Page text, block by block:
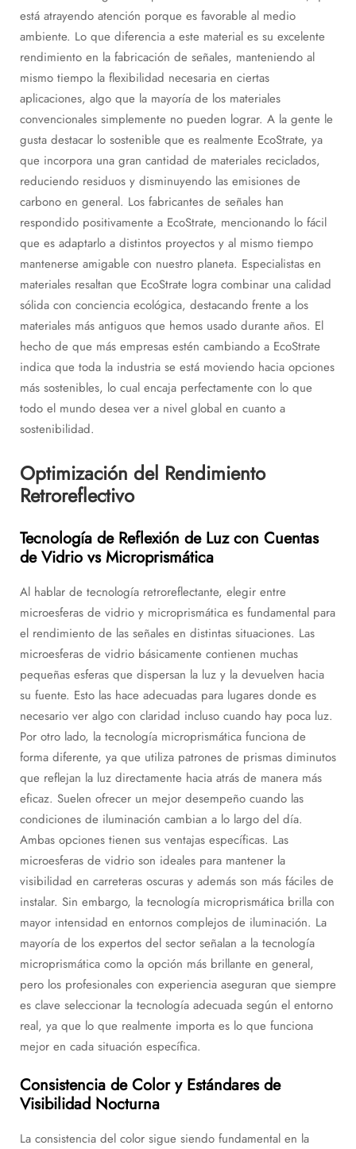
está atrayendo atención porque es favorable al medio
ambiente. Lo que diferencia a este material es su excelente
rendimiento en la fabricación de señales, manteniendo al
mismo tiempo la flexibilidad necesaria en ciertas
aplicaciones, algo que la mayoría de los materiales
convencionales simplemente no pueden lograr. A la gente le
gusta destacar lo sostenible que es realmente EcoStrate, ya
que incorpora una gran cantidad de materiales reciclados,
reduciendo residuos y disminuyendo las emisiones de
carbono en general. Los fabricantes de señales han
respondido positivamente a EcoStrate, mencionando lo fácil
que es adaptarlo a distintos proyectos y al mismo tiempo
mantenerse amigable con nuestro planeta. Especialistas en
materiales resaltan que EcoStrate logra combinar una calidad
sólida con conciencia ecológica, destacando frente a los
materiales más antiguos que hemos usado durante años. El
hecho de que más empresas estén cambiando a EcoStrate
indica que toda la industria se está moviendo hacia opciones
más sostenibles, lo cual encaja perfectamente con lo que
todo el mundo desea ver a nivel global en cuanto a
sostenibilidad.
Optimización del Rendimiento
Retroreflectivo
Tecnología de Reflexión de Luz con Cuentas
de Vidrio vs Microprismática
Al hablar de tecnología retroreflectante, elegir entre
microesferas de vidrio y microprismática es fundamental para
el rendimiento de las señales en distintas situaciones. Las
microesferas de vidrio básicamente contienen muchas
pequeñas esferas que dispersan la luz y la devuelven hacia
su fuente. Esto las hace adecuadas para lugares donde es
necesario ver algo con claridad incluso cuando hay poca luz.
Por otro lado, la tecnología microprismática funciona de
forma diferente, ya que utiliza patrones de prismas diminutos
que reflejan la luz directamente hacia atrás de manera más
eficaz. Suelen ofrecer un mejor desempeño cuando las
condiciones de iluminación cambian a lo largo del día.
Ambas opciones tienen sus ventajas específicas. Las
microesferas de vidrio son ideales para mantener la
visibilidad en carreteras oscuras y además son más fáciles de
instalar. Sin embargo, la tecnología microprismática brilla con
mayor intensidad en entornos complejos de iluminación. La
mayoría de los expertos del sector señalan a la tecnología
microprismática como la opción más brillante en general,
pero los profesionales con experiencia aseguran que siempre
es clave seleccionar la tecnología adecuada según el entorno
real, ya que lo que realmente importa es lo que funciona
mejor en cada situación específica.
Consistencia de Color y Estándares de
Visibilidad Nocturna
La consistencia del color sigue siendo fundamental en la